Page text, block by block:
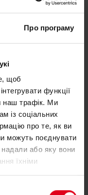
Про програму
щоб
функції
наш трафік. Ми
із соціальних
про те, як ви
можуть поєднувати
надали або яку вони
їхніми
dirt